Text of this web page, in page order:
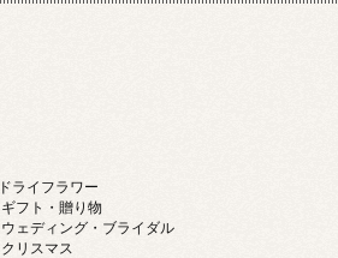
ドライフラワー
ギフト・贈り物
ウェディング・ブライダル
クリスマス